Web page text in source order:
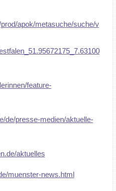
apok/metasuche/suche/v
feature-
de/presse-medien/aktuelle-
aktuelles
muenster-news.html